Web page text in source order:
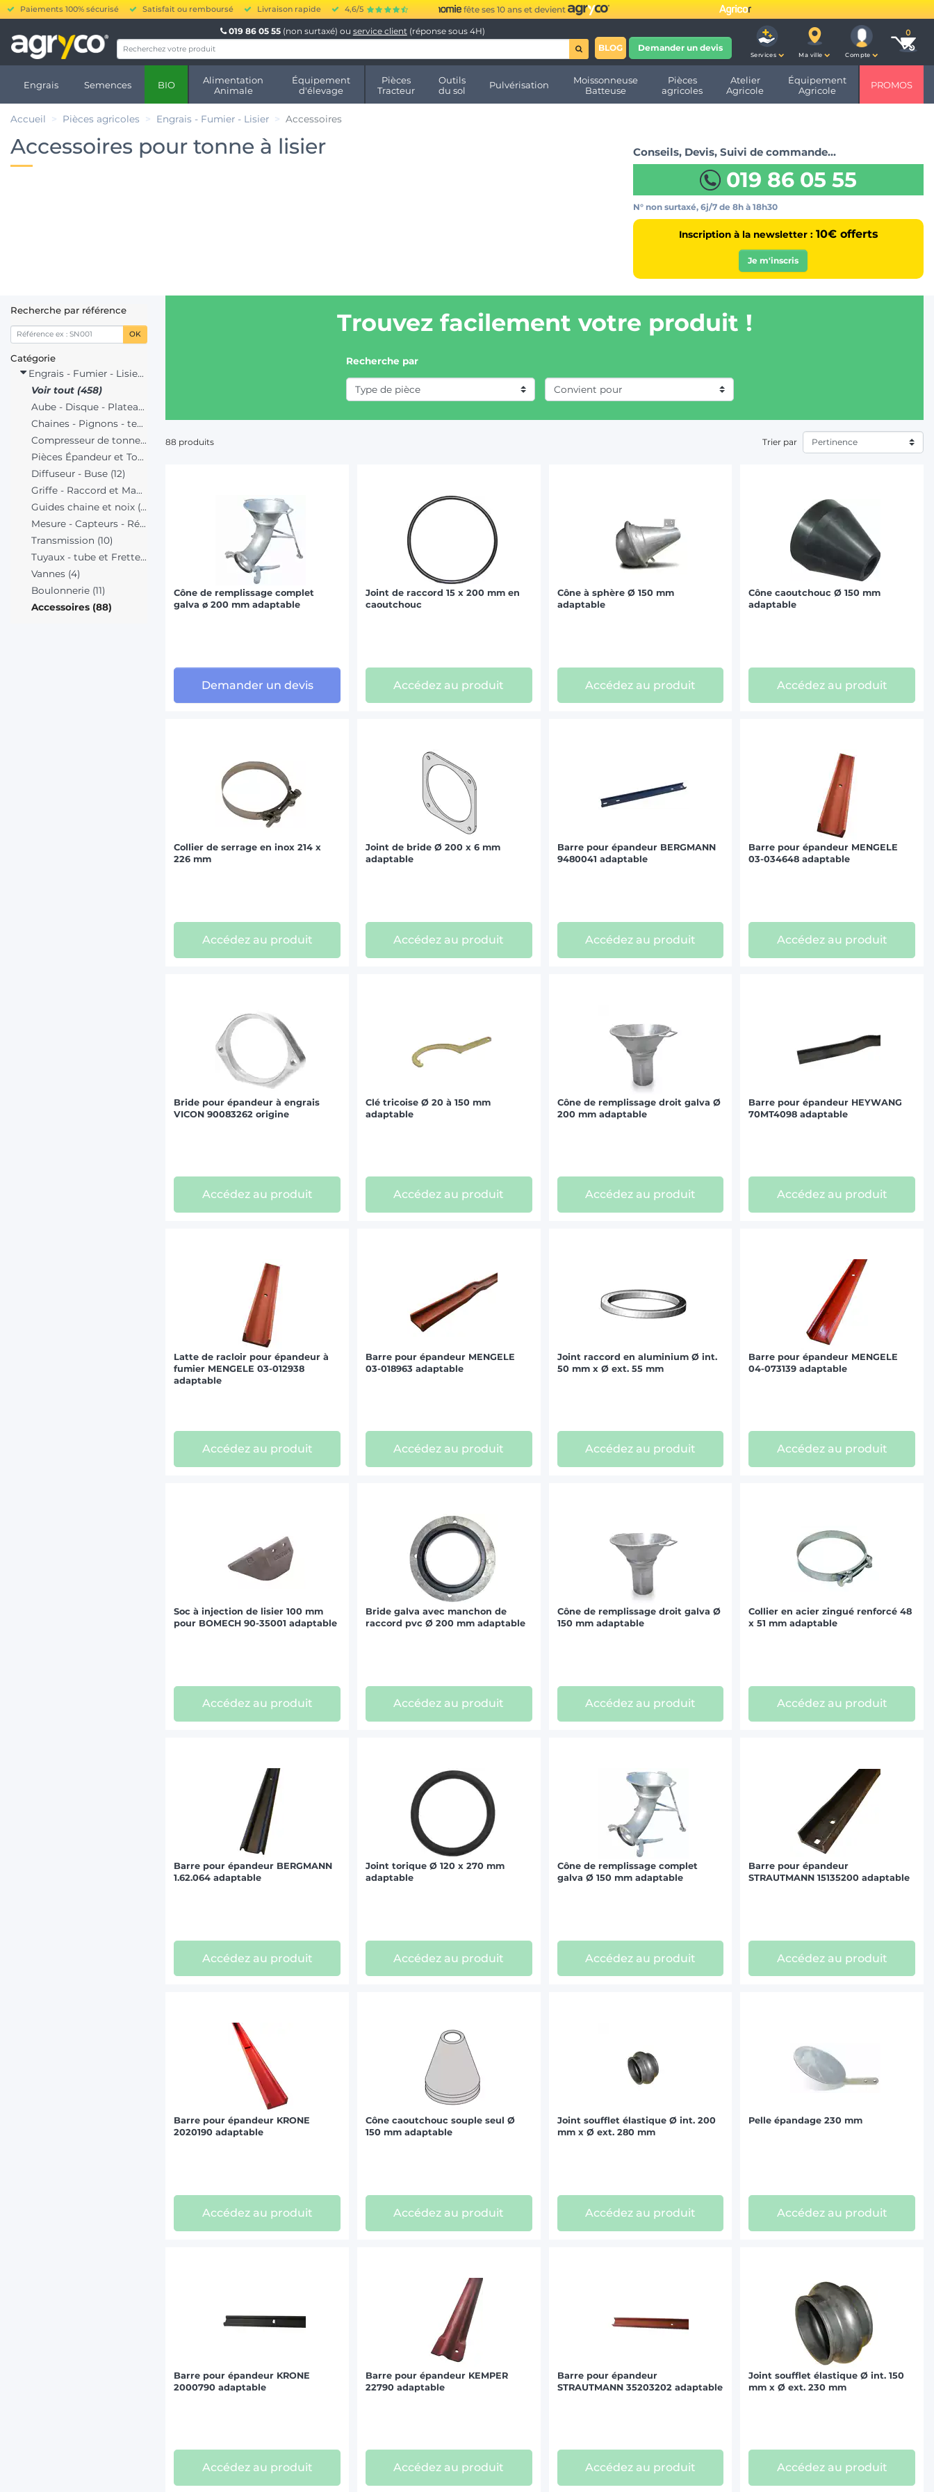
Paiements 100% sécurisé Satisfait ou remboursé Livraison rapide 4,6/5 fête ses 10 ans et devient
019 86 05 55 (non surtaxé) ou service client (réponse sous 4H)
BLOG
Demander un devis
Services Ma ville Compte
Engrais Semences BIO
Alimentation
Animale
Équipement
d'élevage
Pièces
Tracteur
Outils
du sol
Pulvérisation
Moissonneuse
Batteuse
Pièces
agricoles
Atelier
Agricole
Équipement
Agricole
PROMOS
Accueil Pièces agricoles Engrais - Fumier - Lisier Accessoires
Accessoires pour tonne à lisier Conseils, Devis, Suivi de commande…
019 86 05 55
N° non surtaxé, 6j/7 de 8h à 18h30
Inscription à la newsletter : 10€ offerts
Je m'inscris
Recherche par référence
OK
Catégorie
Engrais - Fumier - Lisier (458)
Voir tout (458)
Aube - Disque - Plateau (2)
Chaines - Pignons - tendeurs (175)
Compresseur de tonne à lisier (21)
Pièces Épandeur et Tonne à Lisier (32)
Diffuseur - Buse (12)
Griffe - Raccord et Manchon (75)
Guides chaine et noix (96)
Mesure - Capteurs - Régulation (9)
Transmission (10)
Tuyaux - tube et Frette (38)
Vannes (4)
Boulonnerie (11)
Accessoires (88)
Trouvez facilement votre produit !
Recherche par
88 produits Trier par
Cône de remplissage complet
galva ø 200 mm adaptable
Demander un devis
Joint de raccord 15 x 200 mm en
caoutchouc
Accédez au produit
Cône à sphère Ø 150 mm
adaptable
Accédez au produit
Cône caoutchouc Ø 150 mm
adaptable
Accédez au produit
Collier de serrage en inox 214 x
226 mm
Accédez au produit
Joint de bride Ø 200 x 6 mm
adaptable
Accédez au produit
Barre pour épandeur BERGMANN
9480041 adaptable
Accédez au produit
Barre pour épandeur MENGELE
03-034648 adaptable
Accédez au produit
Bride pour épandeur à engrais
VICON 90083262 origine
Accédez au produit
Clé tricoise Ø 20 à 150 mm
adaptable
Accédez au produit
Cône de remplissage droit galva Ø
200 mm adaptable
Accédez au produit
Barre pour épandeur HEYWANG
70MT4098 adaptable
Accédez au produit
Latte de racloir pour épandeur à
fumier MENGELE 03-012938
adaptable
Accédez au produit
Barre pour épandeur MENGELE
03-018963 adaptable
Accédez au produit
Joint raccord en aluminium Ø int.
50 mm x Ø ext. 55 mm
Accédez au produit
Barre pour épandeur MENGELE
04-073139 adaptable
Accédez au produit
Soc à injection de lisier 100 mm
pour BOMECH 90-35001 adaptable
Accédez au produit
Bride galva avec manchon de
raccord pvc Ø 200 mm adaptable
Accédez au produit
Cône de remplissage droit galva Ø
150 mm adaptable
Accédez au produit
Collier en acier zingué renforcé 48
x 51 mm adaptable
Accédez au produit
Barre pour épandeur BERGMANN
1.62.064 adaptable
Accédez au produit
Joint torique Ø 120 x 270 mm
adaptable
Accédez au produit
Cône de remplissage complet
galva Ø 150 mm adaptable
Accédez au produit
Barre pour épandeur
STRAUTMANN 15135200 adaptable
Accédez au produit
Barre pour épandeur KRONE
2020190 adaptable
Accédez au produit
Cône caoutchouc souple seul Ø
150 mm adaptable
Accédez au produit
Joint soufflet élastique Ø int. 200
mm x Ø ext. 280 mm
Accédez au produit
Pelle épandage 230 mm
Accédez au produit
Barre pour épandeur KRONE
2000790 adaptable
Accédez au produit
Barre pour épandeur KEMPER
22790 adaptable
Accédez au produit
Barre pour épandeur
STRAUTMANN 35203202 adaptable
Accédez au produit
Joint soufflet élastique Ø int. 150
mm x Ø ext. 230 mm
Accédez au produit